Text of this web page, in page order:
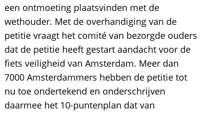
een ontmoeting plaatsvinden met de
wethouder. Met de overhandiging van de
petitie vraagt het comité van bezorgde ouders
dat de petitie heeft gestart aandacht voor de
fiets veiligheid van Amsterdam. Meer dan
7000 Amsterdammers hebben de petitie tot
nu toe ondertekend en onderschrijven
daarmee het 10-puntenplan dat van